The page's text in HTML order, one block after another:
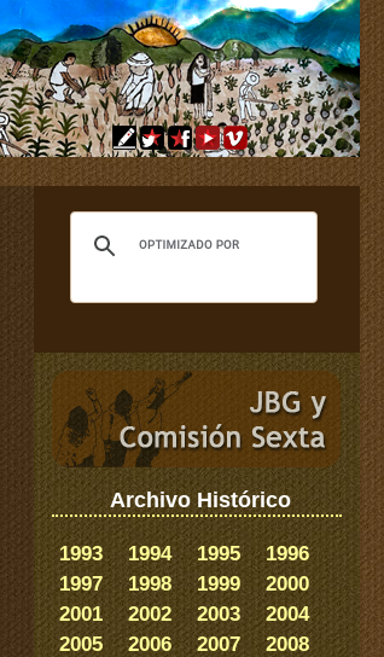
Archivo Histórico
1993 1994 1995
1996
1997
1998 1999
2000
2001
2002 2003
2004
2005
2006 2007
2008